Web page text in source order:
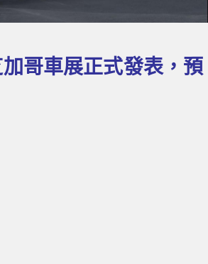
哥車展正式發表，預